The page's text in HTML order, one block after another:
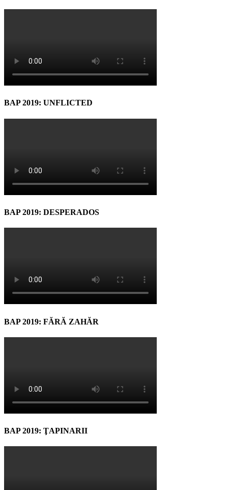
BAP 2019: UNFLICTED
BAP 2019: DESPERADOS
BAP 2019: FĂRĂ ZAHĂR
BAP 2019: ŢAPINARII